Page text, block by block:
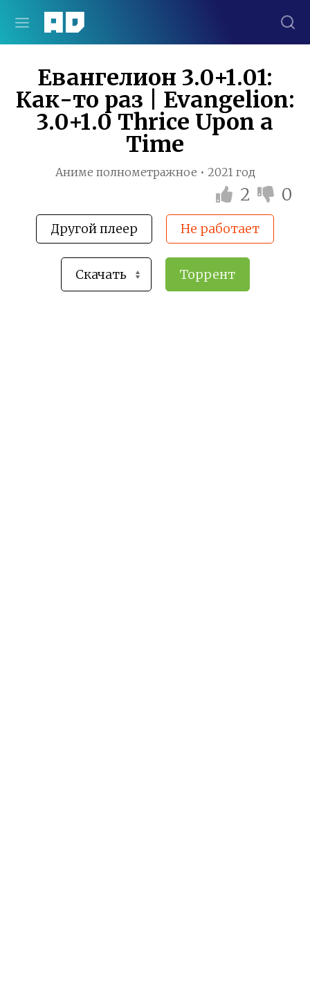
Евангелион 3.0+1.01:
Как-то раз | Evangelion:
3.0+1.0 Thrice Upon a
Time
Аниме полнометражное • 2021 год
2 0
Другой плеер Не работает
Торрент